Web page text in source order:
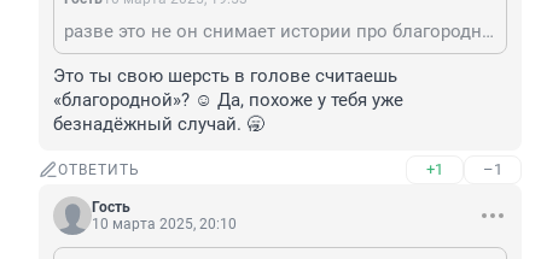
разве это не он снимает истории про благородную шерсть и плохих русских?
Это ты свою шерсть в голове считаешь
«благородной»? ☺️ Да, похоже у тебя уже
безнадёжный случай. 🥱
ОТВЕТИТЬ +1 –1
Гость
10 марта 2025, 20:10